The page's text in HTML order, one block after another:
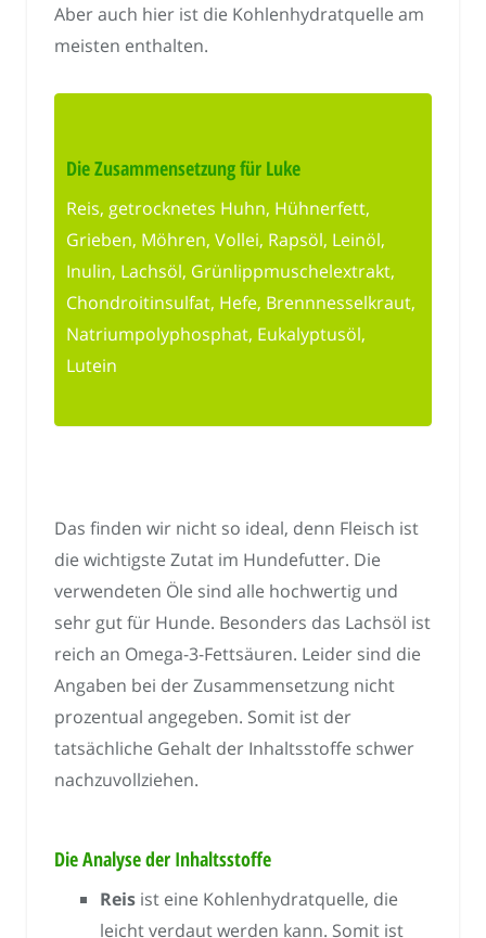
Aber auch hier ist die Kohlenhydratquelle am
meisten enthalten.
Die Zusammensetzung für Luke
Reis, getrocknetes Huhn, Hühnerfett,
Grieben, Möhren, Vollei, Rapsöl, Leinöl,
Inulin, Lachsöl, Grünlippmuschelextrakt,
Chondroitinsulfat, Hefe, Brennnesselkraut,
Natriumpolyphosphat, Eukalyptusöl,
Lutein
Das finden wir nicht so ideal, denn Fleisch ist
die wichtigste Zutat im Hundefutter. Die
verwendeten Öle sind alle hochwertig und
sehr gut für Hunde. Besonders das Lachsöl ist
reich an Omega-3-Fettsäuren. Leider sind die
Angaben bei der Zusammensetzung nicht
prozentual angegeben. Somit ist der
tatsächliche Gehalt der Inhaltsstoffe schwer
nachzuvollziehen.
Die Analyse der Inhaltsstoffe
Reis ist eine Kohlenhydratquelle, die
leicht verdaut werden kann. Somit ist